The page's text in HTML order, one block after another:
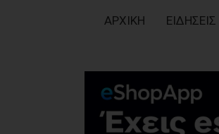
ΟΙΚΟΝΟΜΙΑ
ΑΘΛΗΤΙΣΜΟΣ
AΡΧΙΚΗ ΕΙΔΗΣΕΙΣ